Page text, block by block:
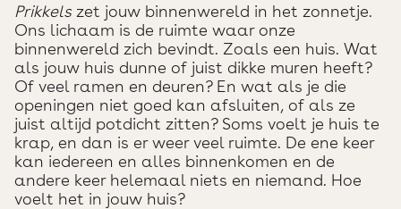
Prikkels zet jouw binnenwereld in het zonnetje.
Ons lichaam is de ruimte waar onze
binnenwereld zich bevindt. Zoals een huis. Wat
als jouw huis dunne of juist dikke muren heeft?
Of veel ramen en deuren? En wat als je die
openingen niet goed kan afsluiten, of als ze
juist altijd potdicht zitten? Soms voelt je huis te
krap, en dan is er weer veel ruimte. De ene keer
kan iedereen en alles binnenkomen en de
andere keer helemaal niets en niemand. Hoe
voelt het in jouw huis?